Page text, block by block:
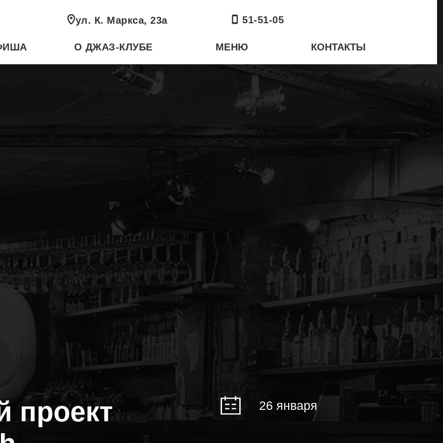
КОНТАКТЫ
О ДЖАЗ-КЛУБЕ
51-51-05
МЕНЮ
ул. К. Маркса, 23а
проект
26 января